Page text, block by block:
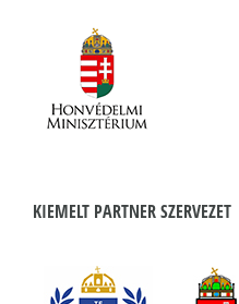
KIEMELT PARTNER SZERVEZET